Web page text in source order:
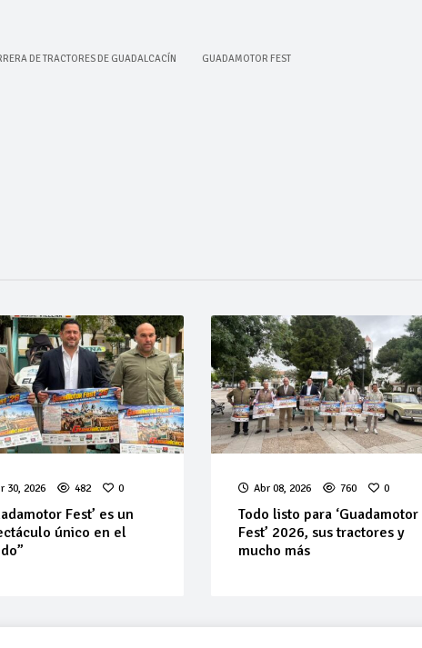
DE TRACTORES DE GUADALCACÍN GUADAMOTOR FEST
30, 2026 482 0
Fest’ es un
único en el
Abr 08, 2026 760 0
Todo listo para ‘Guadamotor
Fest’ 2026, sus tractores y
mucho más